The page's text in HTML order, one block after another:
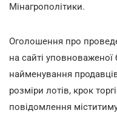
Мінагрополітики.
Оголошення про
на сайті уповноваженої
найменування
розміри лотів, крок
повідомлення